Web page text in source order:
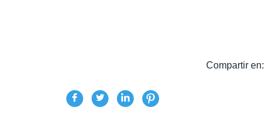
Compartir en: